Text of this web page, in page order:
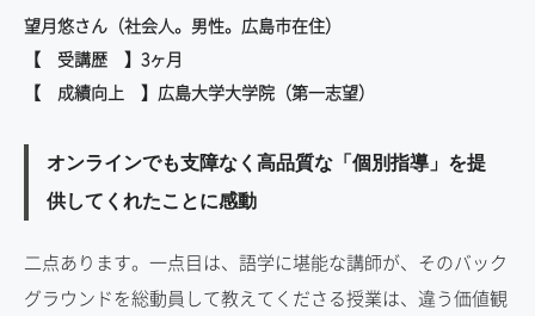
望月悠さん（社会人。男性。広島市在住）
【 受講歴 】3ヶ月
【 成績向上 】広島大学大学院（第一志望）
オンラインでも支障なく高品質な「個別指導」を提
供してくれたことに感動
二点あります。一点目は、語学に堪能な講師が、そのバック
グラウンドを総動員して教えてくださる授業は、違う価値観